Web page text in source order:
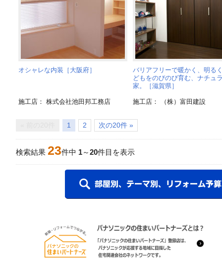
オシャレな内装［大阪府］
施工店： 株式会社池田邦工務店
バリアフリーで暖かく、明る
どもをのびのび育む、ナチュ
家。［滋賀県］
施工店： （株）富田建設
1 2 次の20件 »
検索結果 23件中 1～20件目を表示